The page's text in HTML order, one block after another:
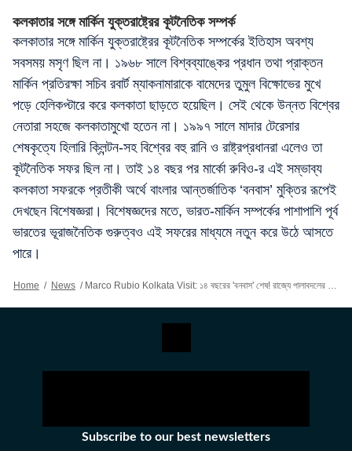
কলকাতার সঙ্গে মার্কিন যুক্তরাষ্ট্রের কূটনৈতিক সম্পর্ক
কলকাতার সঙ্গে মার্কিন যুক্তরাষ্ট্রের কূটনৈতিক সম্পর্কের ইতিহাস অবশ্য
সবসময় মসৃণ ছিল না। ১৯৬৮ সালে বিশ্বব্যাঙ্কের প্রধান তথা প্রাক্তন
মার্কিন প্রতিরক্ষা সচিব রবার্ট ম্যাকনামারাকে বামেদের তুমুল বিক্ষোভের মুখে
পড়ে হেলিকপ্টারে করে কলকাতা ছাড়তে হয়েছিল। সেই থেকে উন্নত বিশ্বের
নেতারা সহজে কলকাতামুখো হতেন না। ১৯৯৭ সালে মাদার টেরেসার
শেষকৃত্যে হিলারি ক্লিন্টন-সহ বিশ্বের বহু রানি ও রাষ্ট্রপ্রধানরা এলেও তা
কূটনৈতিক সফর ছিল না। তাই ১৪ বছর পর মার্কো রুবিও-র এই সম্ভাব্য
কলকাতা সফরকে প্রতীকী অর্থে বাংলার আন্তর্জাতিক ‘বনবাস’ মুক্তির রূপেই
দেখছেন বিশেষজ্ঞরা। বিশেষজ্ঞদের মতে, ভারত-মার্কিন সম্পর্কের পাশাপাশি পূর্ব
ভারতের ভূরাজনৈতিক গুরুত্বও এই সফরের মাধ্যমে নতুন করে উঠে আসতে
পারে।
Home / News / Marco Rubio Kolkata Visit: ১৪ বছরের 'বনবাস' শেষ! রাজ্যে পালাবদলের পরই কলকাতায় মার্কিন বিদেশসচিব, নতুন বিনিয়োগ আসবে?
Subscribe to our best newsletters